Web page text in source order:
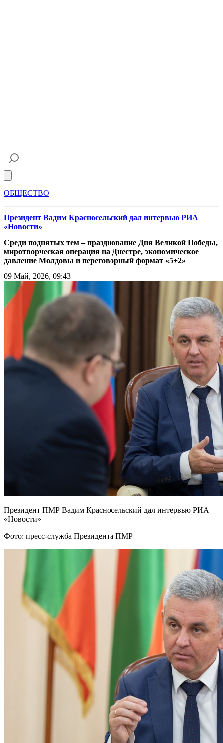
ОБЩЕСТВО
Президент Вадим Красносельский дал интервью РИА
«Новости»
Среди поднятых тем – празднование Дня Великой Победы,
миротворческая операция на Днестре, экономическое
давление Молдовы и переговорный формат «5+2»
09 Май, 2026, 09:43
Президент ПМР Вадим Красносельский дал интервью РИА
«Новости»
Фото: пресс-служба Президента ПМР